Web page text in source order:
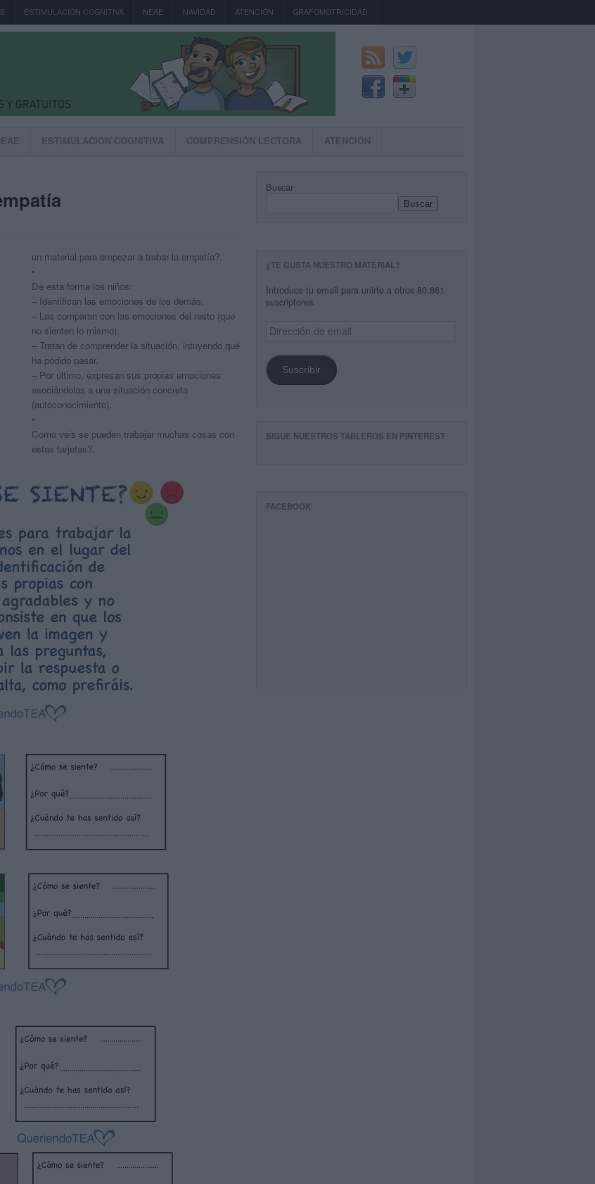
ESTIMULACION COGNITIVA NEAE NAVIDAD ATENCIÓN GRAFOMOTRICIDAD
ESTIMULACION COGNITIVA COMPRENSIÓN LECTORA ATENCIÓN
un material para empezar a trabar la empatía?.
•
De esta forma los niños:
– Identifican las emociones de los demás.
– Las comparan con las emociones del resto (que
no sienten lo mismo).
– Tratan de comprender la situación, intuyendo qué
ha podido pasar.
– Por último, expresan sus propias emociones
asociándolas a una situación concreta
(autoconocimiento).
•
Como veis se pueden trabajar muchas cosas con
estas tarjetas?.
Buscar
Buscar
¿TE GUSTA NUESTRO MATERIAL?
Introduce tu email para unirte a otros 80.861
suscriptores.
Dirección
de
Suscribir
SIGUE NUESTROS TABLEROS EN PINTEREST
FACEBOOK